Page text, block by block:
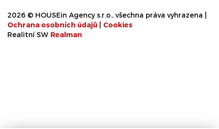
2026 © HOUSEin Agency s.r.o., všechna práva vyhrazena |
Ochrana osobních údajů
Cookies
Realitní SW Realman